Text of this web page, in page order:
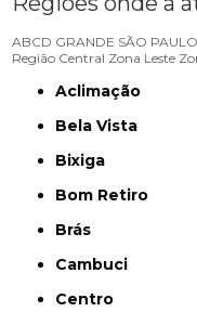
ABCD GRANDE SÃO PAULO
Região Central Zona Leste
Aclimação
Bela Vista
Bixiga
Bom Retiro
Brás
Cambuci
Centro